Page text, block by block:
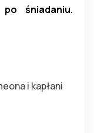
śniadaniu.
i kapłani